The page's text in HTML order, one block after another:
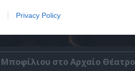
Privacy Policy
στο Αρχαίο Θέατρο